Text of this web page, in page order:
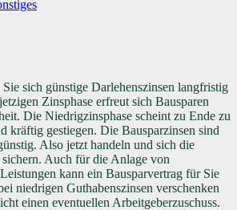
sich günstige Darlehenszinsen langfristig
Zinsphase erfreut sich Bausparen
Die Niedrigzinsphase scheint zu Ende zu
kräftig gestiegen. Die Bausparzinsen sind
Also jetzt handeln und sich die
Auch für die Anlage von
kann ein Bausparvertrag für Sie
niedrigen Guthabenszinsen verschenken
einen eventuellen Arbeitgeberzuschuss.